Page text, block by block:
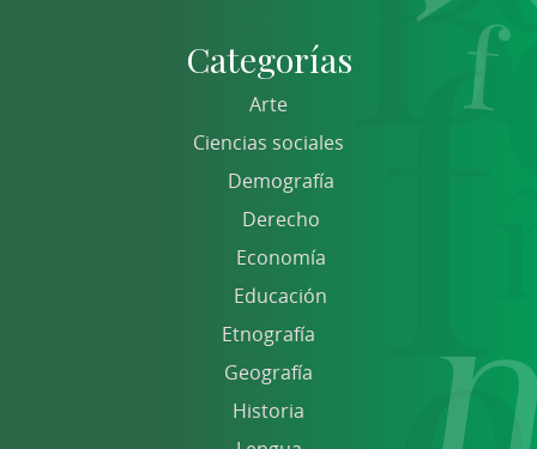
Categorías
Arte
Ciencias sociales
Demografía
Derecho
Economía
Educación
Etnografía
Geografía
Historia